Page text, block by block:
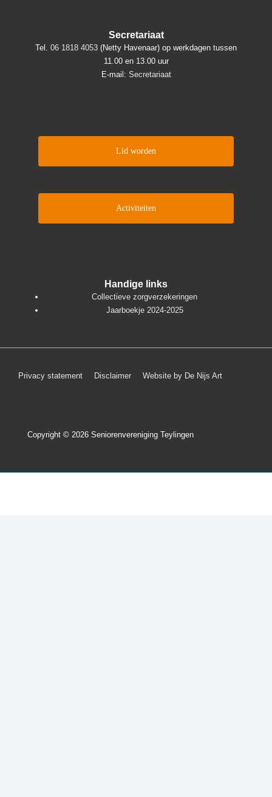
Secretariaat
Tel. 06 1818 4053 (Netty Havenaar) op werkdagen tussen
11.00 en 13.00 uur
E-mail: Secretariaat
Lid worden
Activiteiten
Handige links
Collectieve zorgverzekeringen
Jaarboekje 2024-2025
Footer
Privacy statement Disclaimer Website by De Nijs Art
Copyright © 2026 Seniorenvereniging Teylingen